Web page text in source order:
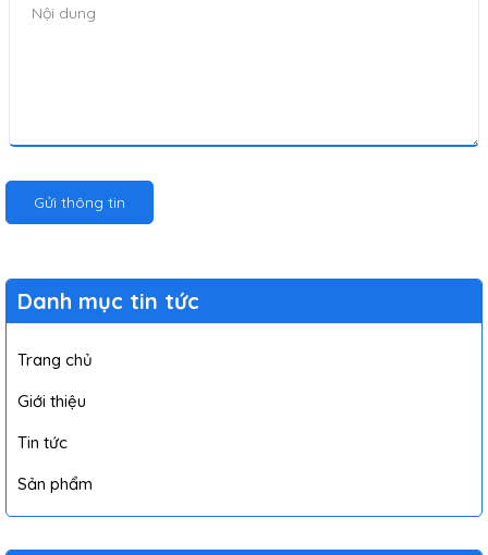
Gửi thông tin
Danh mục tin tức
Trang chủ
Giới thiệu
Tin tức
Sản phẩm